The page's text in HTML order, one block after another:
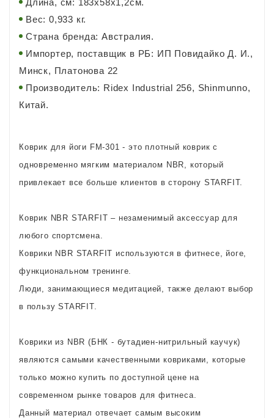
Длина, см: 183х58х1,2см.
Вес: 0,933 кг.
Страна бренда: Австралия.
Импортер, поставщик в РБ: ИП Повидайко Д. И.,
Минск, Платонова 22
Производитель: Ridex Industrial 256, Shinmunno,
Китай.
Коврик для йоги FM-301 - это плотный коврик с
одновременно мягким материалом NBR, который
привлекает все больше клиентов в сторону STARFIT.
Коврик NBR STARFIT – незаменимый аксессуар для
любого спортсмена.
Коврики NBR STARFIT используются в фитнесе, йоге,
функциональном тренинге.
Люди, занимающиеся медитацией, также делают выбор
в пользу STARFIT.
Коврики из NBR (БНК - бутадиен-нитрильный каучук)
являются самыми качественными ковриками, которые
только можно купить по доступной цене на
современном рынке товаров для фитнеса.
Данный материал отвечает самым высоким